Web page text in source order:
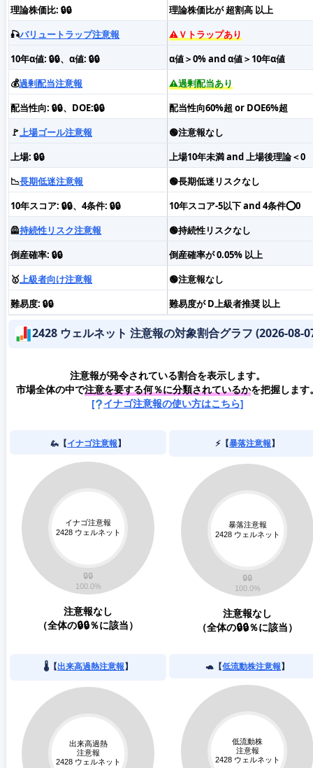
理論株価比: 🔒🔒
理論株価比が 超割高 以上
🎣バリュートラップ注意報
⚠️Ｖトラップあり
10年α値: 🔒🔒、α値: 🔒🔒
α値＞0% and α値＞10年α値
💰過剰配当注意報
⚠️過剰配当あり
配当性向: 🔒🔒、DOE:🔒🔒
配当性向60%超 or DOE6%超
🚩上場ゴール注意報
🟢注意報なし
上場: 🔒🔒
上場10年未満 and 上場後理論＜0
📉長期低迷注意報
🟢長期低迷リスクなし
10年スコア: 🔒🔒、4条件: 🔒🔒
10年スコア-5以下 and 4条件⭕️0
🦺持続性リスク注意報
🟢持続性リスクなし
倒産確率: 🔒🔒
倒産確率が 0.05% 以上
🥇上級者向け注意報
🟢注意報なし
難易度: 🔒🔒
難易度が D上級者推奨 以上
2428 ウェルネット 注意報の対象割合グラフ (2026-08-
注意報が発令されている割合を表示します。
市場全体の中で注意を要する何％に分類されているかを把握します
[
イナゴ注意報の使い方はこちら]
🦗【イナゴ注意報】
注意報なし
（全体の🔒🔒％に該当）
⚡️【暴落注意報】
注意報なし
（全体の🔒🔒％に該当）
🌡️【出来高過熱注意報】 🐢【低流動株注意報】